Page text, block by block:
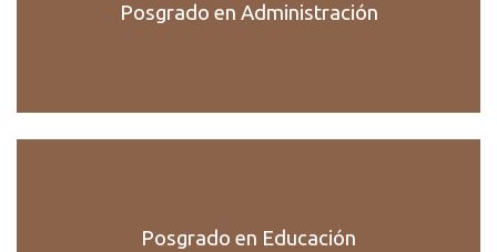
Posgrado en Administración
Posgrado en Educación